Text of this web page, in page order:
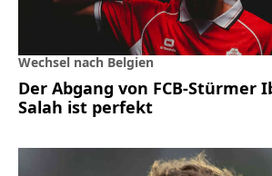
Wechsel nach Belgien
Der Abgang von FCB-Stürmer
Salah ist perfekt